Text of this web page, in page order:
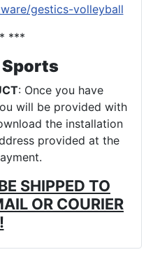
gestics-volleyball
***
: Once you have
will be provided with
the installation
provided at the
SHIPPED TO
OR COURIER